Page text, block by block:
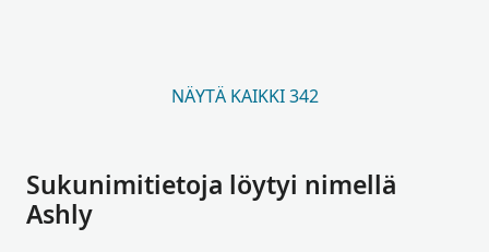
NÄYTÄ KAIKKI 342
Sukunimitietoja löytyi nimellä
Ashly